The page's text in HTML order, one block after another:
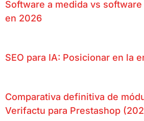
Software a medida vs
en 2026
SEO para IA: Posicionar en la
Comparativa definitiva de
Verifactu para Prestashop